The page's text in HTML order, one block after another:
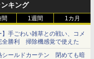
キング
間 1週間 1カ月
】手ごわい雑草との戦い、コメ
全勝利 掃除機感覚で使えた
シールドカーテン 閉めても暗